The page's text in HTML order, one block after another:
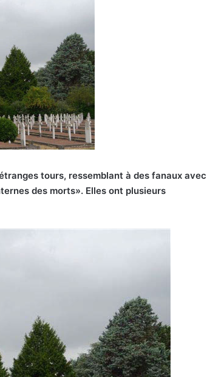
tours, ressemblant à des fanaux avec
des morts». Elles ont plusieurs